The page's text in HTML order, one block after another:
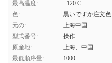
最高温度:
+120 С
色:
黒いですか注文色
元の:
上海中国
型式番号:
操作
原産地:
上海、中国
最低順序量:
1000